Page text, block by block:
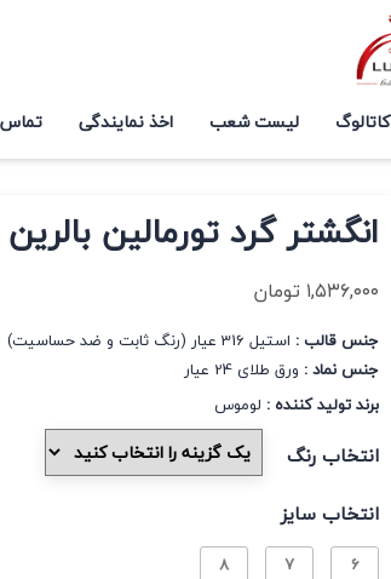
کاتالوگ لیست شعب اخذ نمایندگی تماس
انگشتر گرد تورمالین بالرین
۱,۵۳۶,۰۰۰ تومان
جنس قالب : استیل 316 عیار (رنگ ثابت و ضد حساسیت)
جنس نماد : ورق طلای 24 عیار
برند تولید کننده : لوموس
انتخاب رنگ
انتخاب سایز
6
7
8